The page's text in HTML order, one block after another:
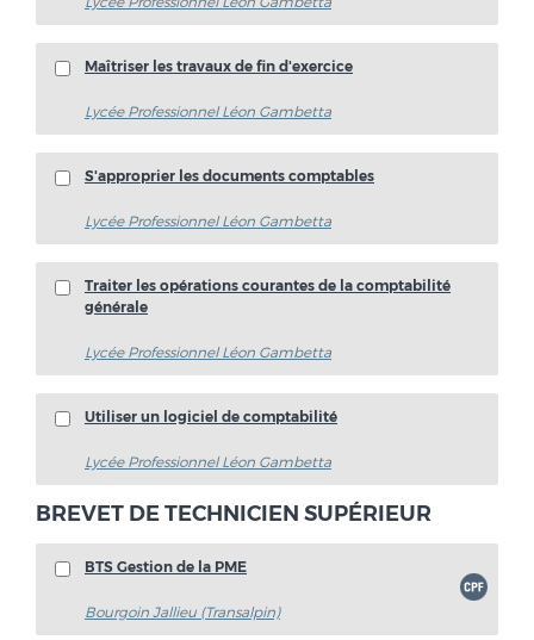
Maîtriser les travaux de fin d'exercice
Lycée Professionnel Léon Gambetta
S'approprier les documents comptables
Lycée Professionnel Léon Gambetta
Traiter les opérations courantes de la comptabilité
générale
Lycée Professionnel Léon Gambetta
Utiliser un logiciel de comptabilité
Lycée Professionnel Léon Gambetta
BREVET DE TECHNICIEN SUPÉRIEUR
BTS Gestion de la PME
Bourgoin Jallieu (Transalpin)